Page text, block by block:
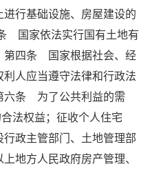
行基础设施、房屋建设的
国家依法实行国有土地有
第四条 国家根据社会、经
人应当遵守法律和行政法
六条 为了公共利益的需
法权益；征收个人住宅
政主管部门、土地管理部
地方人民政府房产管理、